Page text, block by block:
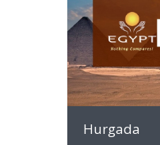
Hurgada